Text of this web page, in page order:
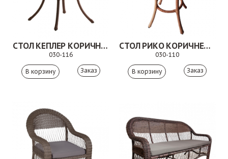
СТОЛ КЕПЛЕР КОРИЧНЕВЫЙ
030-116
Заказ
СТОЛ РИКО КОРИЧНЕВЫЙ
030-110
Заказ